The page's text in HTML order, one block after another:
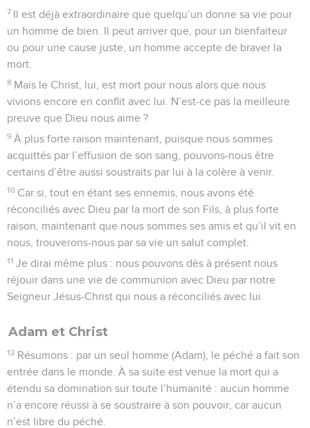
7 Il est déjà extraordinaire que quelqu’un donne sa vie pour
un homme de bien. Il peut arriver que, pour un bienfaiteur
ou pour une cause juste, un homme accepte de braver la
mort.
8 Mais le Christ, lui, est mort pour nous alors que nous
vivions encore en conflit avec lui. N’est-ce pas la meilleure
preuve que Dieu nous aime ?
9 À plus forte raison maintenant, puisque nous sommes
acquittés par l’effusion de son sang, pouvons-nous être
certains d’être aussi soustraits par lui à la colère à venir.
10 Car si, tout en étant ses ennemis, nous avons été
réconciliés avec Dieu par la mort de son Fils, à plus forte
raison, maintenant que nous sommes ses amis et qu’il vit en
nous, trouverons-nous par sa vie un salut complet.
11 Je dirai même plus : nous pouvons dès à présent nous
réjouir dans une vie de communion avec Dieu par notre
Seigneur Jésus-Christ qui nous a réconciliés avec lui.
Adam et Christ
12 Résumons : par un seul homme (Adam), le péché a fait son
entrée dans le monde. À sa suite est venue la mort qui a
étendu sa domination sur toute l’humanité : aucun homme
n’a encore réussi à se soustraire à son pouvoir, car aucun
n’est libre du péché.